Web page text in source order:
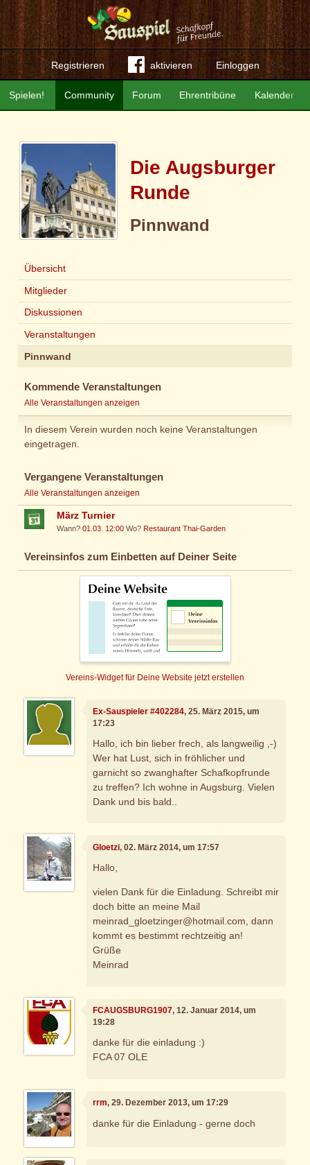
Registrieren aktivieren Einloggen
Community Forum Ehrentribüne Kalender
Spielen!
Die Augsburger
Runde
Pinnwand
Übersicht
Mitglieder
Diskussionen
Veranstaltungen
Pinnwand
Kommende Veranstaltungen
Alle Veranstaltungen anzeigen
In diesem Verein wurden noch keine Veranstaltungen
eingetragen.
Vergangene Veranstaltungen
Alle Veranstaltungen anzeigen
März Turnier
Wann?01.03. 12:00 Wo? Restaurant Thai-Garden
Vereinsinfos zum Einbetten auf Deiner Seite
Vereins-Widget für Deine Website jetzt erstellen
Ex-Sauspieler #402284, 25. März 2015, um
17:23
Hallo, ich bin lieber frech, als langweilig ,-)
Wer hat Lust, sich in fröhlicher und
garnicht so zwanghafter Schafkopfrunde
zu treffen? Ich wohne in Augsburg. Vielen
Dank und bis bald..
Gloetzi, 02. März 2014, um 17:57
Hallo,
vielen Dank für die Einladung. Schreibt mir
doch bitte an meine Mail
meinrad_gloetzinger@hotmail.com, dann
kommt es bestimmt rechtzeitig an!
Grüße
Meinrad
FCAUGSBURG1907, 12. Januar 2014, um
19:28
danke für die einladung :)
FCA 07 OLE
rrm, 29. Dezember 2013, um 17:29
danke für die Einladung - gerne doch